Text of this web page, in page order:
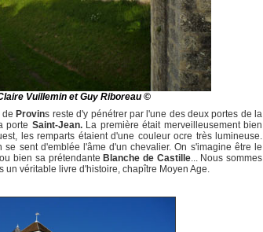
Vuillemin et Guy Riboreau ©
de Provins reste d'y pénétrer par l'une des deux portes de la
porte Saint-Jean.La première était merveilleusement bien
les remparts étaient d'une couleur ocre très lumineuse.
se sent d'emblée l'âme d'un chevalier. On s'imagine être le
bien sa prétendante Blanche de Castille... Nous sommes
un véritable livre d'histoire, chapître Moyen Age.